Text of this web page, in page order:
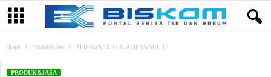
Home Produk&Jasa ALIENWARE 14 & ALIENWARE 17
PRODUK&JASA